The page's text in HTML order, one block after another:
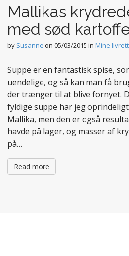
Mallikas
med sød
by Susanne on 05/03/2015 in Mine
Suppe er en fantastisk spise,
uendelige, og så kan man få
der trænger til at blive fornyet.
fyldige suppe har jeg
Mallika, men den er også
havde på lager, og masser af
på…
Read more